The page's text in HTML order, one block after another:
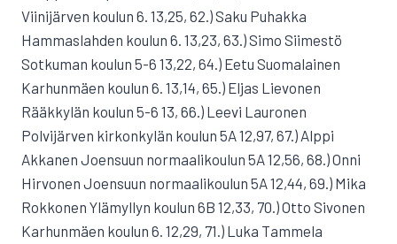
Viinijärven koulun 6. 13,25, 62.) Saku Puhakka
Hammaslahden koulun 6. 13,23, 63.) Simo Siimestö
Sotkuman koulun 5-6 13,22, 64.) Eetu Suomalainen
Karhunmäen koulun 6. 13,14, 65.) Eljas Lievonen
Rääkkylän koulun 5-6 13, 66.) Leevi Lauronen
Polvijärven kirkonkylän koulun 5A 12,97, 67.) Alppi
Akkanen Joensuun normaalikoulun 5A 12,56, 68.) Onni
Hirvonen Joensuun normaalikoulun 5A 12,44, 69.) Mika
Rokkonen Ylämyllyn koulun 6B 12,33, 70.) Otto Sivonen
Karhunmäen koulun 6. 12,29, 71.) Luka Tammela